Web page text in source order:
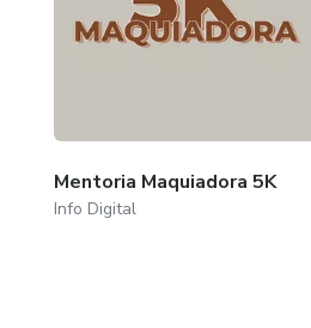
Mentoria Maquiadora 5K
Info Digital